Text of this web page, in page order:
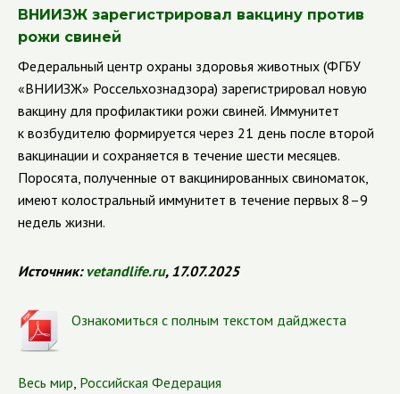
ВНИИЗЖ зарегистрировал вакцину против
рожи свиней
Федеральный центр охраны здоровья животных (ФГБУ
«ВНИИЗЖ» Россельхознадзора) зарегистрировал новую
вакцину для профилактики рожи свиней. Иммунитет
к возбудителю формируется через 21 день после второй
вакцинации и сохраняется в течение шести месяцев.
Поросята, полученные от вакцинированных свиноматок,
имеют колостральный иммунитет в течение первых 8–9
недель жизни.
Источник:vetandlife.ru, 17.07.2025
Ознакомиться с полным текстом дайджеста
Весь мир, Российская Федерация